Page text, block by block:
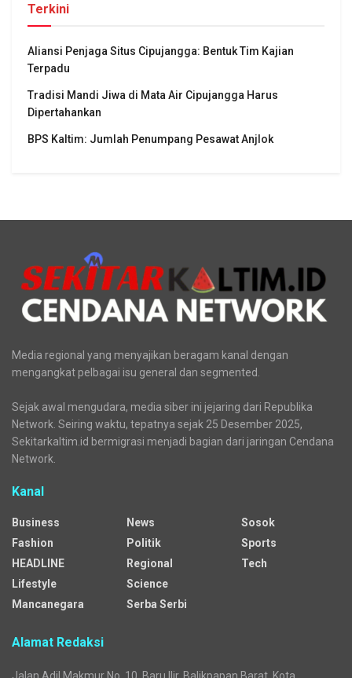
Terkini
Aliansi Penjaga Situs Cipujangga: Bentuk Tim Kajian
Terpadu
Tradisi Mandi Jiwa di Mata Air Cipujangga Harus
Dipertahankan
BPS Kaltim: Jumlah Penumpang Pesawat Anjlok
Media regional yang menyajikan beragam kanal dengan
mengangkat pelbagai isu general dan segmented.
Sejak awal mengudara, media siber ini jejaring dari Republika
Network. Seiring waktu, tepatnya sejak 25 Desember 2025,
Sekitarkaltim.id bermigrasi menjadi bagian dari jaringan Cendana
Network.
Kanal
Business
Fashion
HEADLINE
Lifestyle
Mancanegara
News
Politik
Regional
Science
Serba Serbi
Sosok
Sports
Tech
Alamat Redaksi